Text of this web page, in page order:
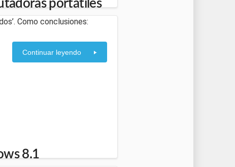
portátiles
Como conclusiones:
Continuar leyendo
8.1